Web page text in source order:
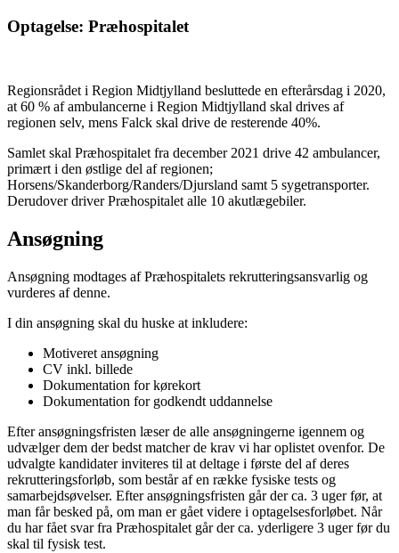
Optagelse: Præhospitalet
Regionsrådet i Region Midtjylland besluttede en efterårsdag i 2020,
at 60 % af ambulancerne i Region Midtjylland skal drives af
regionen selv, mens Falck skal drive de resterende 40%.
Samlet skal Præhospitalet fra december 2021 drive 42 ambulancer,
primært i den østlige del af regionen;
Horsens/Skanderborg/Randers/Djursland samt 5 sygetransporter.
Derudover driver Præhospitalet alle 10 akutlægebiler.
Ansøgning
Ansøgning modtages af Præhospitalets rekrutteringsansvarlig og
vurderes af denne.
I din ansøgning skal du huske at inkludere:
Motiveret ansøgning
CV inkl. billede
Dokumentation for kørekort
Dokumentation for godkendt uddannelse
Efter ansøgningsfristen læser de alle ansøgningerne igennem og
udvælger dem der bedst matcher de krav vi har oplistet ovenfor. De
udvalgte kandidater inviteres til at deltage i første del af deres
rekrutteringsforløb, som består af en række fysiske tests og
samarbejdsøvelser. Efter ansøgningsfristen går der ca. 3 uger før, at
man får besked på, om man er gået videre i optagelsesforløbet. Når
du har fået svar fra Præhospitalet går der ca. yderligere 3 uger før du
skal til fysisk test.